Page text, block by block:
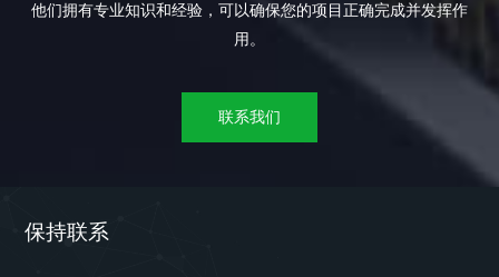
他们拥有专业知识和经验，可以确保您的项目正确完成并发挥作
用。
联系我们
保持联系